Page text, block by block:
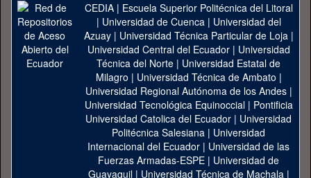
CEDIA| Escuela Superior Politécnica del Litoral
| Universidad de Cuenca| Universidad del
Azuay| Universidad Técnica Particular de Loja|
Universidad Central del Ecuador| Universidad
Técnica del Norte | Universidad Estatal de
Milagro | Universidad Técnica de Ambato |
Universidad Regional Autónoma de los Andes|
Universidad Tecnológica Equinoccial| Pontificia
Universidad Catolica del Ecuador | Universidad
Politécnica Salesiana | Universidad
Internacional del Ecuador | Universidad de las
Fuerzas Armadas-ESPE | Universidad de
Guayaquil| Universidad Técnica de Machala|